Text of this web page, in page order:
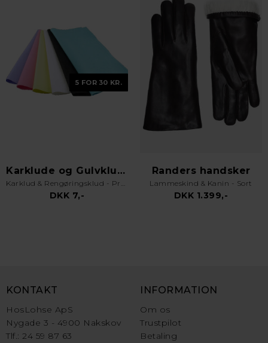
5 FOR 30 KR.
Karklude og Gulvklude
Karklud & Rengøringsklud - Pro Kvalitet - Valgfri Farve
DKK 7,-
Randers handsker
Lammeskind & Kanin - Sort
DKK 1.399,-
KONTAKT
HosLohse ApS
Nygade 3 - 4900 Nakskov
Tlf.: 24 59 87 63
INFORMATION
Om os
Trustpilot
Betaling